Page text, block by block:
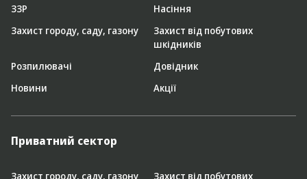
ЗЗР
Насіння
Захист городу, саду, газону
Захист від побутових
шкідників
Розпилювачі
Довідник
Новини
Акції
Приватний сектор
Захист городу, саду, газону
Захист від побутових